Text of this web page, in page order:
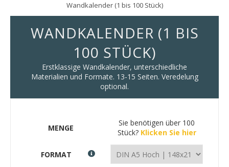
Wandkalender (1 bis 100 Stück)
WANDKALENDER (1 BIS
100 STÜCK)
Erstklassige Wandkalender, unterschiedliche
Materialien und Formate. 13-15 Seiten. Veredelung
optional.
MENGE
Sie benötigen über 100
Stück? Klicken Sie hier
FORMAT